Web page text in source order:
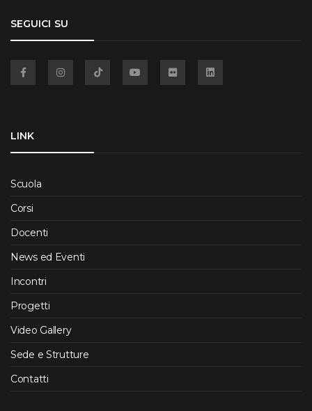
SEGUICI SU
LINK
Scuola
Corsi
Docenti
News ed Eventi
Incontri
Progetti
Video Gallery
Sede e Strutture
Contatti